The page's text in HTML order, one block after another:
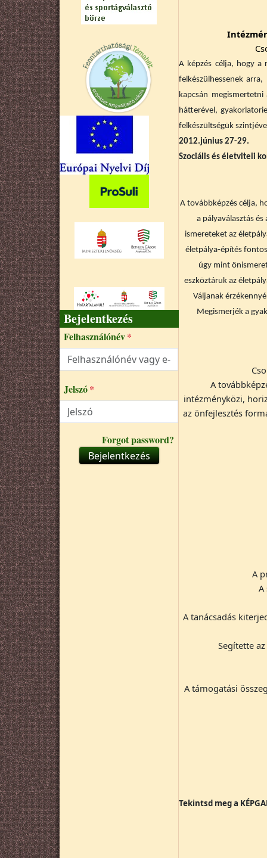
Bejelentkezés
Felhasználónév
Jelszó
Forgot password?
Bejelentkezés
A képzés célja, hogy a
felkészülhessenek
kapcsán
hátterével,
felkészültségük
2012.június 27-29.
Szociális és életviteli
A továbbképzés célja,
a pályaválasztás
ismereteket az
életpálya-építés
úgy mint
eszköztáruk az
Váljanak
Megismerjék a
A
intézményközi,
az önfejlesztés
A
A
A tanácsadás
Segítette
A támogatási
Tekintsd meg a